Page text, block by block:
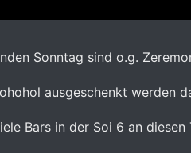
Sonntag sind o.g.
ausgeschenkt werden
Bars in der Soi 6 an diesen